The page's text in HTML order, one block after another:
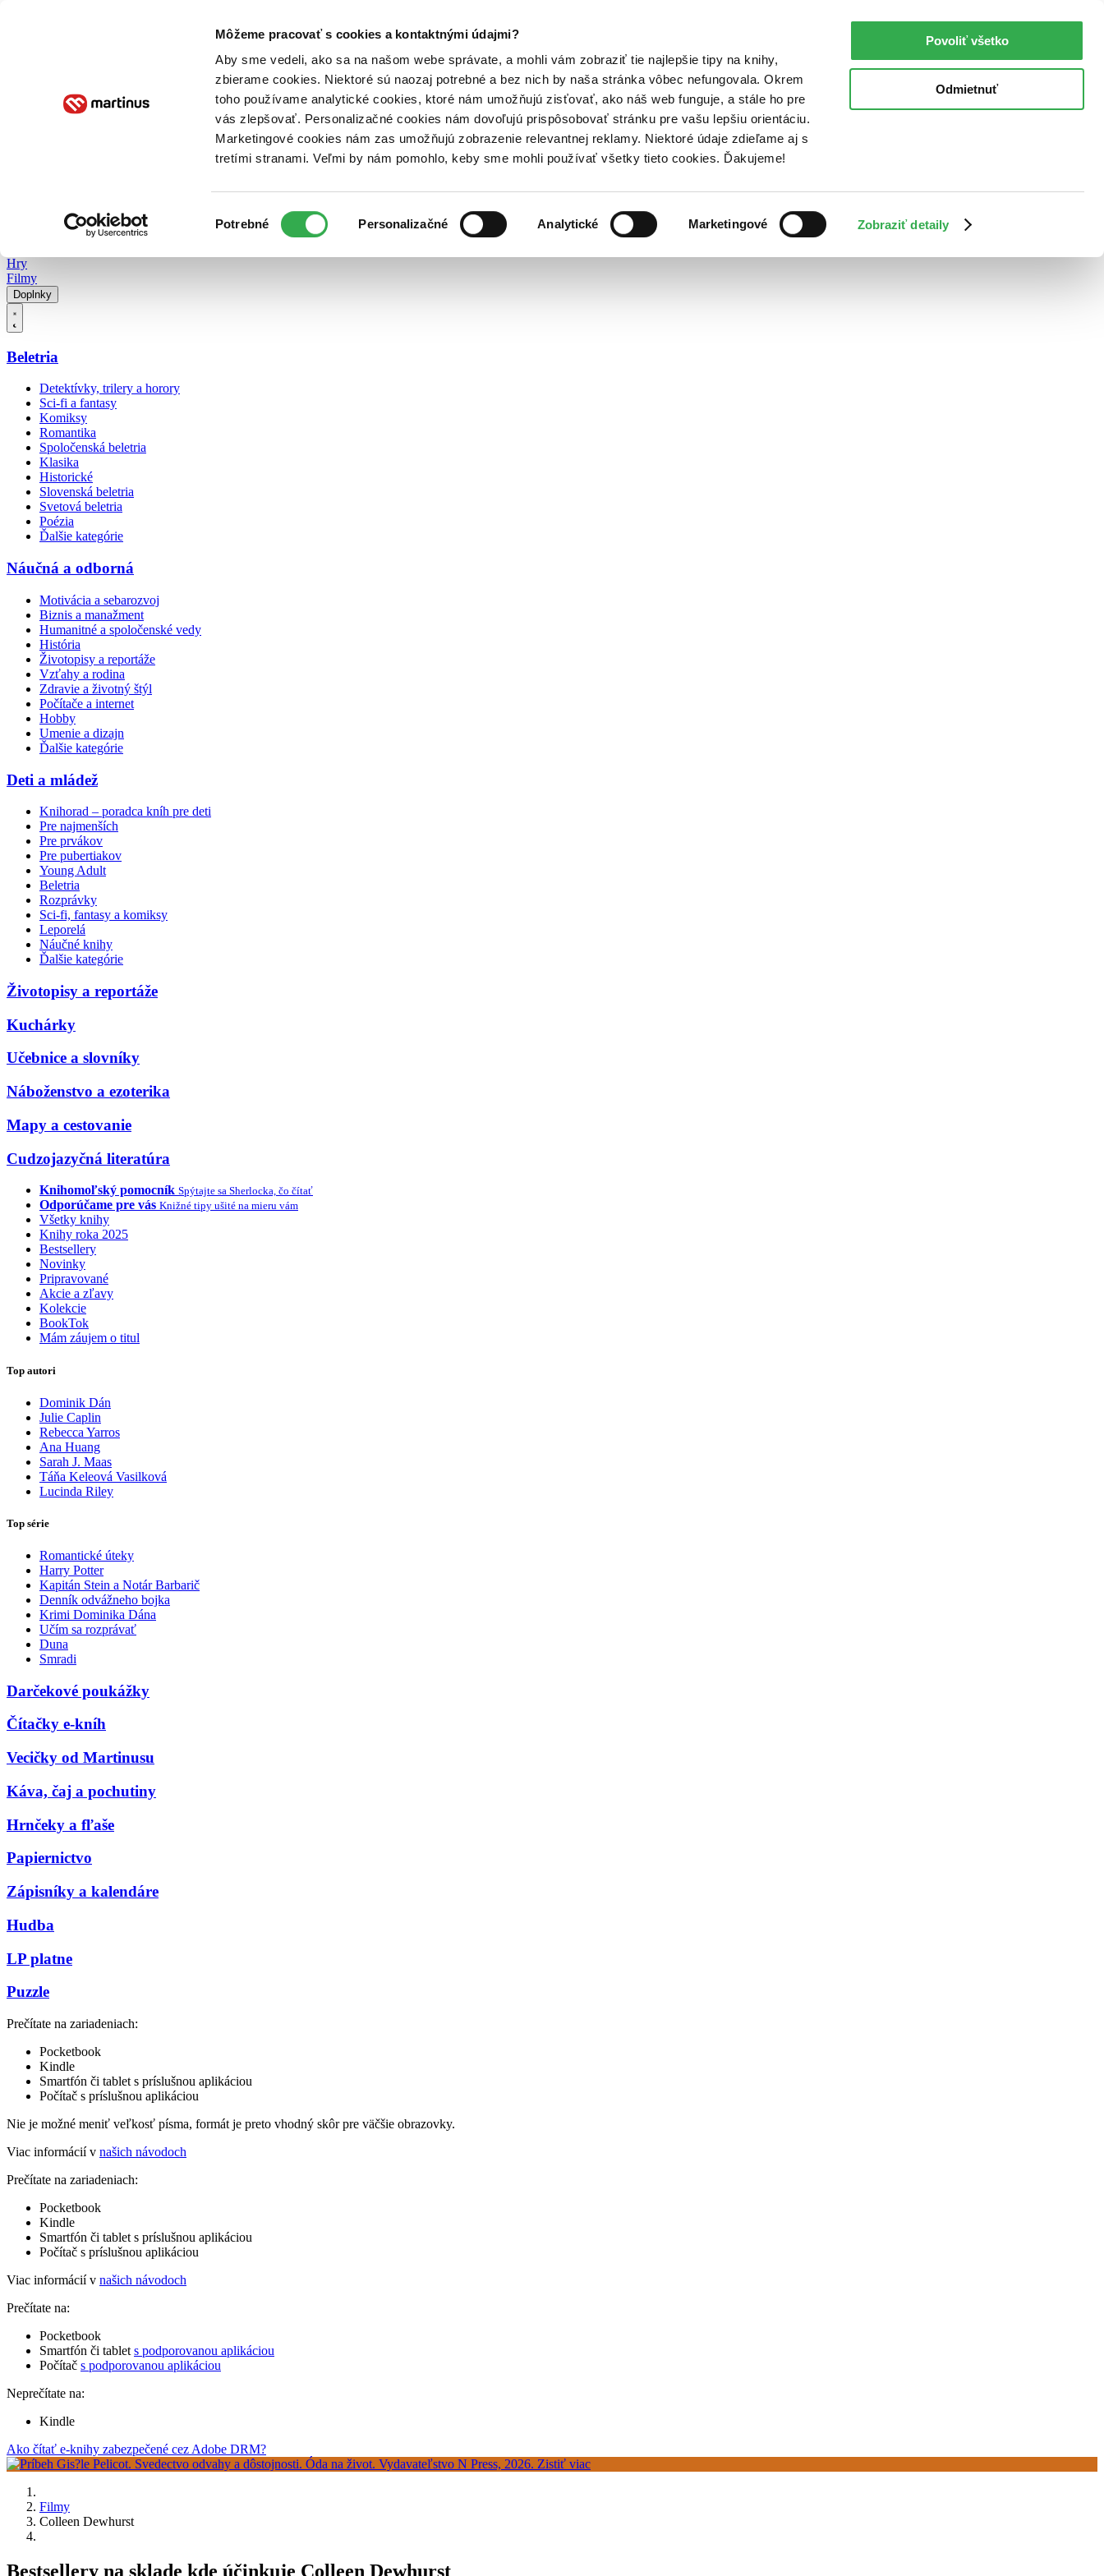
Môžeme pracovať s cookies a kontaktnými údajmi?
Aby sme vedeli, ako sa na našom webe správate, a mohli vám zobraziť tie najlepšie tipy na knihy,
zbierame cookies. Niektoré sú naozaj potrebné a bez nich by naša stránka vôbec nefungovala. Okrem
toho používame analytické cookies, ktoré nám umožňujú zisťovať, ako náš web funguje, a stále ho pre
vás zlepšovať. Personalizačné cookies nám dovoľujú prispôsobovať stránku pre vašu lepšiu orientáciu.
Marketingové cookies nám zas umožňujú zobrazenie relevantnej reklamy. Niektoré údaje zdieľame aj s
tretími stranami. Veľmi by nám pomohlo, keby sme mohli používať všetky tieto cookies. Ďakujeme!
súhlasu
Potrebné Personalizačné Analytické Marketingové Zobraziť detaily
Povoliť všetko
Odmietnuť
Poukážky Kontakt
Hry
Filmy
Doplnky
Beletria
Detektívky, trilery a horory
Sci-fi a fantasy
Komiksy
Romantika
Spoločenská beletria
Klasika
Historické
Slovenská beletria
Svetová beletria
Poézia
Ďalšie kategórie
Náučná a odborná
Motivácia a sebarozvoj
Biznis a manažment
Humanitné a spoločenské vedy
História
Životopisy a reportáže
Vzťahy a rodina
Zdravie a životný štýl
Počítače a internet
Hobby
Umenie a dizajn
Ďalšie kategórie
Deti a mládež
Knihorad – poradca kníh pre deti
Pre najmenších
Pre prvákov
Pre pubertiakov
Young Adult
Beletria
Rozprávky
Sci-fi, fantasy a komiksy
Leporelá
Náučné knihy
Ďalšie kategórie
Životopisy a reportáže
Kuchárky
Učebnice a slovníky
Náboženstvo a ezoterika
Mapy a cestovanie
Cudzojazyčná literatúra
Knihomoľský pomocník Spýtajte sa Sherlocka, čo čítať
Odporúčame pre vás Knižné tipy ušité na mieru vám
Všetky knihy
Knihy roka 2025
Bestsellery
Novinky
Pripravované
Akcie a zľavy
Kolekcie
BookTok
Mám záujem o titul
Top autori
Dominik Dán
Julie Caplin
Rebecca Yarros
Ana Huang
Sarah J. Maas
Táňa Keleová Vasilková
Lucinda Riley
Top série
Romantické úteky
Harry Potter
Kapitán Stein a Notár Barbarič
Denník odvážneho bojka
Krimi Dominika Dána
Učím sa rozprávať
Duna
Smradi
Darčekové poukážky
Čítačky e-kníh
Vecičky od Martinusu
Káva, čaj a pochutiny
Hrnčeky a fľaše
Papiernictvo
Zápisníky a kalendáre
Hudba
LP platne
Puzzle
Prečítate na zariadeniach:
Pocketbook
Kindle
Smartfón či tablet s príslušnou aplikáciou
Počítač s príslušnou aplikáciou
Nie je možné meniť veľkosť písma, formát je preto vhodný skôr pre väčšie obrazovky.
Viac informácií v našich návodoch
Prečítate na zariadeniach:
Pocketbook
Kindle
Smartfón či tablet s príslušnou aplikáciou
Počítač s príslušnou aplikáciou
Viac informácií v našich návodoch
Prečítate na:
Pocketbook
Smartfón či tablet s podporovanou aplikáciou
Počítač s podporovanou aplikáciou
Neprečítate na:
Kindle
Ako čítať e-knihy zabezpečené cez Adobe DRM?
Filmy
Colleen Dewhurst
Bestsellery na sklade kde účinkuje Colleen Dewhurst